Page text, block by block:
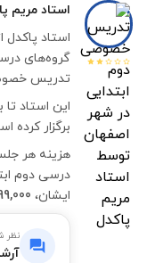
استاد مریم
گروه‌های
تدریس
این استاد تا
برگزار کرده
درسی دوم
ایشان، 499,000
نظر